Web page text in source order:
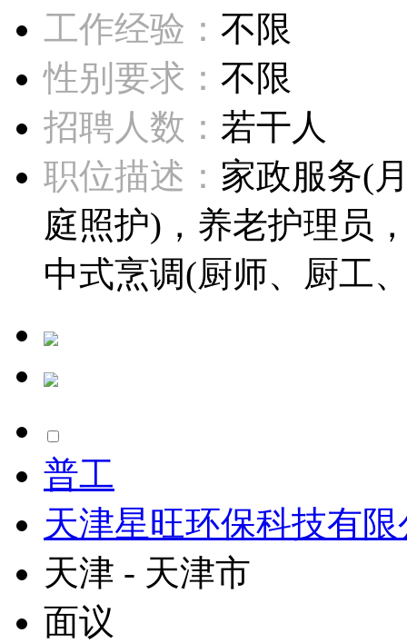
工作经验： 不限
性别要求： 不限
招聘人数： 若干人
职位描述： 家政服务(
庭照护)，养老护理员
中式烹调(厨师、厨工
普工
天津星旺环保科技有
天津 - 天津市
面议